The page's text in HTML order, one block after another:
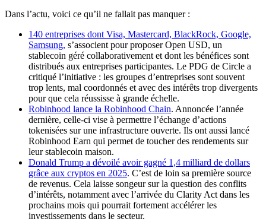
Dans l’actu, voici ce qu’il ne fallait pas manquer :
140 entreprises dont Visa, Mastercard, BlackRock, Google,
Samsung, s’associent pour proposer Open USD, un
stablecoin géré collaborativement et dont les bénéfices sont
distribués aux entreprises participantes. Le PDG de Circle a
critiqué l’initiative : les groupes d’entreprises sont souvent
trop lents, mal coordonnés et avec des intérêts trop divergents
pour que cela réussisse à grande échelle.
Robinhood lance la Robinhood Chain. Annoncée l’année
dernière, celle-ci vise à permettre l’échange d’actions
tokenisées sur une infrastructure ouverte. Ils ont aussi lancé
Robinhood Earn qui permet de toucher des rendements sur
leur stablecoin maison.
Donald Trump a dévoilé avoir gagné 1,4 milliard de dollars
grâce aux cryptos en 2025. C’est de loin sa première source
de revenus. Cela laisse songeur sur la question des conflits
d’intérêts, notamment avec l’arrivée du Clarity Act dans les
prochains mois qui pourrait fortement accélérer les
investissements dans le secteur.